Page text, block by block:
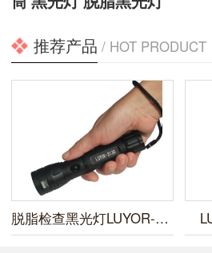
推荐产品 / HOT PRODUCT
脱脂检查黑光灯LUYOR-3130